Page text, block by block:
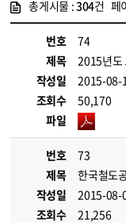
총게시물 :304건 페
번호
74
제목
2015년도
작성일
2015-08-
조회수
50,170
파일
번호
73
제목
한국철도
작성일
2015-08-
조회수
21,256